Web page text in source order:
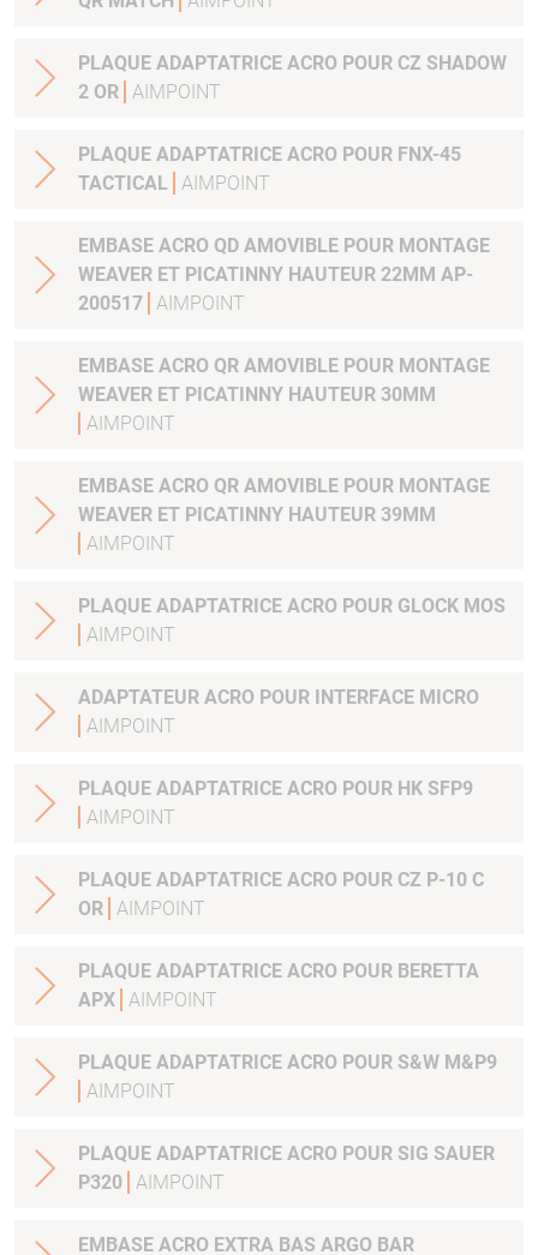
PLAQUE ADAPTATRICE ACRO POUR CZ SHADOW
2 OR AIMPOINT
PLAQUE ADAPTATRICE ACRO POUR FNX-45
TACTICAL
AIMPOINT
EMBASE ACRO QD AMOVIBLE POUR MONTAGE
WEAVER ET PICATINNY HAUTEUR 22MM AP-
200517 AIMPOINT
EMBASE ACRO QR AMOVIBLE POUR MONTAGE
WEAVER ET PICATINNY HAUTEUR 30MM
AIMPOINT
EMBASE ACRO QR AMOVIBLE POUR MONTAGE
WEAVER ET PICATINNY HAUTEUR 39MM
AIMPOINT
PLAQUE ADAPTATRICE ACRO POUR GLOCK MOS
AIMPOINT
ADAPTATEUR ACRO POUR INTERFACE MICRO
AIMPOINT
PLAQUE ADAPTATRICE ACRO POUR HK SFP9
AIMPOINT
PLAQUE ADAPTATRICE ACRO POUR CZ P-10 C
OR AIMPOINT
PLAQUE ADAPTATRICE ACRO POUR BERETTA
APX AIMPOINT
PLAQUE ADAPTATRICE ACRO POUR S&W M&P9
AIMPOINT
PLAQUE ADAPTATRICE ACRO POUR SIG SAUER
P320 AIMPOINT
EMBASE ACRO EXTRA BAS ARGO BAR